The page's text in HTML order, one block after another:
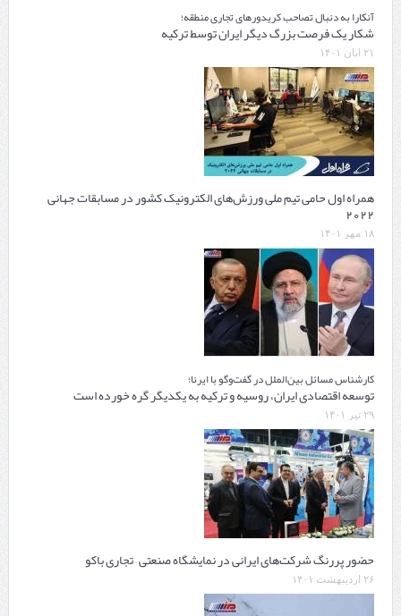
آنکارا به دنبال تصاحب کریدورهای تجاری منطقه؛
شکار یک فرصت بزرگ دیگر ایران توسط ترکیه
۲۱ آبان ۱۴۰۱
همراه اول حامی تیم ملی ورزش‌های الکترونیک کشور در مسابقات جهانی
2022
۱۸ مهر ۱۴۰۱
کارشناس مسائل بین‌الملل در گفت‌وگو با ایرنا؛
توسعه اقتصادی ایران، روسیه و ترکیه به یکدیگر گره خورده است
۲۹ تیر ۱۴۰۱
حضور پررنگ شرکت‌های ایرانی در نمایشگاه صنعتی – تجاری باکو
۲۶ اردیبهشت ۱۴۰۱